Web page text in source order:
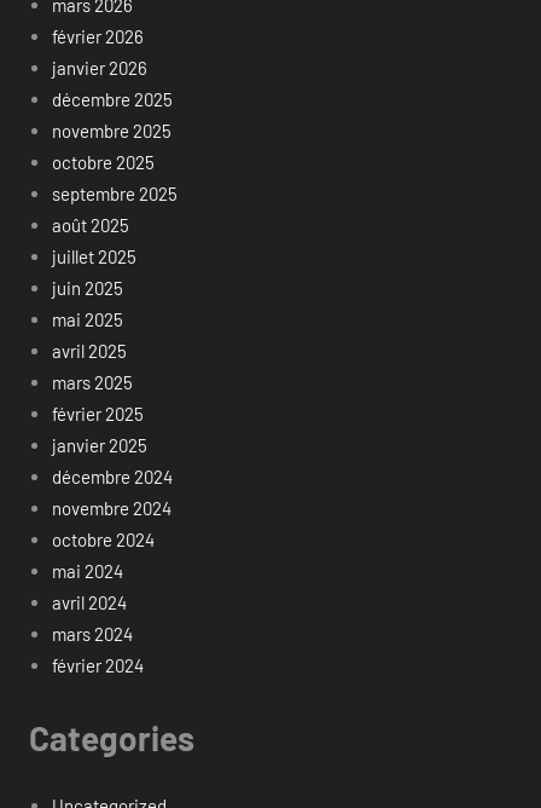
mars 2026
février 2026
janvier 2026
décembre 2025
novembre 2025
octobre 2025
septembre 2025
août 2025
juillet 2025
juin 2025
mai 2025
avril 2025
mars 2025
février 2025
janvier 2025
décembre 2024
novembre 2024
octobre 2024
mai 2024
avril 2024
mars 2024
février 2024
Categories